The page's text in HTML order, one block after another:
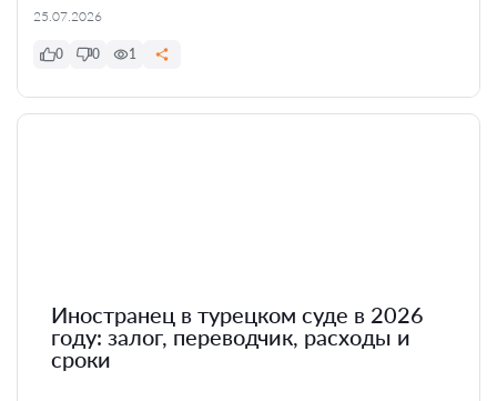
25.07.2026
0 0 1
Иностранец в турецком суде в 2026
году: залог, переводчик, расходы и
сроки